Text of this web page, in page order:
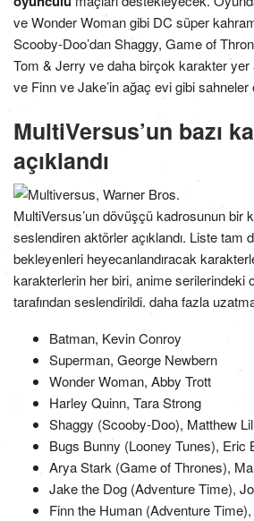
ve Wonder Woman gibi DC süper
Scooby-Doo’dan Shaggy, Game of
Tom & Jerry ve daha birçok karakter yer
ve Finn ve Jake’in ağaç evi gibi sahneler
MultiVersus’un bazı
açıklandı
MultiVersus’un dövüşçü kadrosunun bir
seslendiren aktörler açıklandı. Liste tam
bekleyenleri heyecanlandıracak
karakterlerin her biri, anime serilerindeki
tarafından seslendirildi. daha fazla
Batman, Kevin Conroy
Superman, George Newbern
Wonder Woman, Abby Trott
Harley Quinn, Tara Strong
Shaggy (Scooby-Doo), Matthew
Bugs Bunny (Looney Tunes), Eric
Arya Stark (Game of Thrones),
Jake the Dog (Adventure Time),
Finn the Human (Adventure